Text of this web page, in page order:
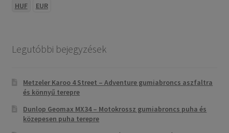
HUF EUR
Legutóbbi bejegyzések
Metzeler Karoo 4 Street – Adventure gumiabroncs aszfaltra
és könnyű terepre
Dunlop Geomax MX34 – Motokrossz gumiabroncs puha és
közepesen puha terepre